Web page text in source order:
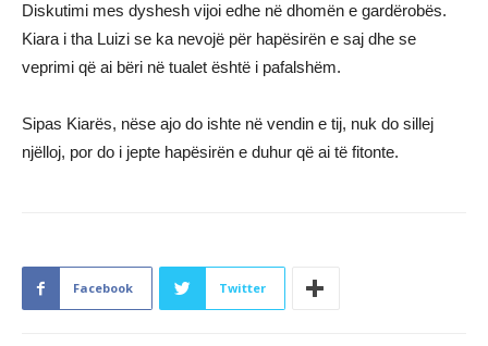
Diskutimi mes dyshesh vijoi edhe në dhomën e gardërobës.
Kiara i tha Luizi se ka nevojë për hapësirën e saj dhe se
veprimi që ai bëri në tualet është i pafalshëm.
Sipas Kiarës, nëse ajo do ishte në vendin e tij, nuk do sillej
njëlloj, por do i jepte hapësirën e duhur që ai të fitonte.
Facebook Twitter